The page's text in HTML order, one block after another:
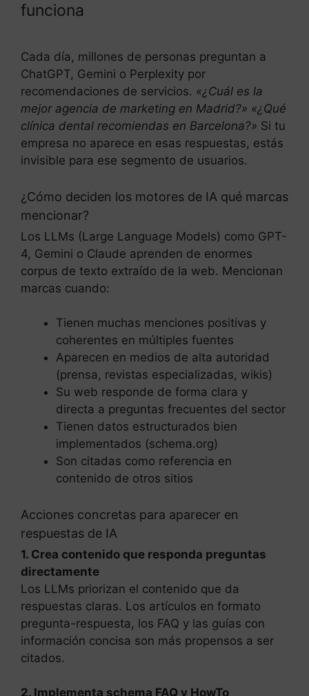
funciona
Cada día, millones de personas preguntan a
ChatGPT, Gemini o Perplexity por
recomendaciones de servicios. «¿Cuál es la
mejor agencia de marketing en Madrid?» «¿Qué
clínica dental recomiendas en Barcelona?» Si tu
empresa no aparece en esas respuestas, estás
invisible para ese segmento de usuarios.
¿Cómo deciden los motores de IA qué marcas
mencionar?
Los LLMs (Large Language Models) como GPT-
4, Gemini o Claude aprenden de enormes
corpus de texto extraído de la web. Mencionan
marcas cuando:
Tienen muchas menciones positivas y
coherentes en múltiples fuentes
Aparecen en medios de alta autoridad
(prensa, revistas especializadas, wikis)
Su web responde de forma clara y
directa a preguntas frecuentes del sector
Tienen datos estructurados bien
implementados (schema.org)
Son citadas como referencia en
contenido de otros sitios
Acciones concretas para aparecer en
respuestas de IA
1. Crea contenido que responda preguntas
directamente
Los LLMs priorizan el contenido que da
respuestas claras. Los artículos en formato
pregunta-respuesta, los FAQ y las guías con
información concisa son más propensos a ser
citados.
2. Implementa schema FAQ y HowTo